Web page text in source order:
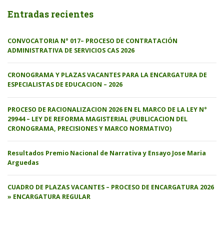
Entradas recientes
CONVOCATORIA N° 017– PROCESO DE CONTRATACIÓN
ADMINISTRATIVA DE SERVICIOS CAS 2026
CRONOGRAMA Y PLAZAS VACANTES PARA LA ENCARGATURA DE
ESPECIALISTAS DE EDUCACION – 2026
PROCESO DE RACIONALIZACION 2026 EN EL MARCO DE LA LEY N°
29944 – LEY DE REFORMA MAGISTERIAL (PUBLICACION DEL
CRONOGRAMA, PRECISIONES Y MARCO NORMATIVO)
Resultados Premio Nacional de Narrativa y Ensayo Jose Maria
Arguedas
CUADRO DE PLAZAS VACANTES – PROCESO DE ENCARGATURA 2026
» ENCARGATURA REGULAR